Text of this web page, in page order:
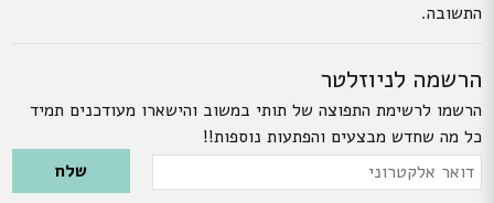
התשובה.
הרשמה לניוזלטר
הרשמו לרשימת התפוצה של תותי במשוב והישארו מעודכנים תמיד
כל מה שחדש מבצעים והפתעות נוספות!!
Please leave this field empty.
דואר